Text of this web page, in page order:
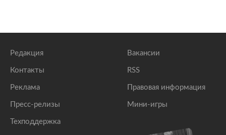
Редакция
Контакты
Реклама
Пресс-релизы
Техподдержка
Вакансии
RSS
Правовая информация
Мини-игры